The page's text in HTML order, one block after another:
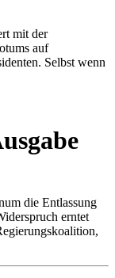
mit der
auf
Selbst wenn
die Entlassung
erntet